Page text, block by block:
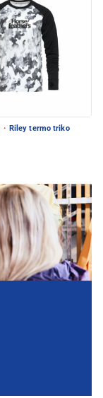
· Riley termo triko